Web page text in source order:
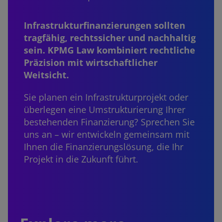
Infrastrukturfinanzierungen sollten
tragfähig, rechtssicher und nachhaltig
sein. KPMG Law kombiniert rechtliche
Präzision mit wirtschaftlicher
Weitsicht.
Sie planen ein Infrastrukturprojekt oder
überlegen eine Umstrukturierung Ihrer
bestehenden Finanzierung? Sprechen Sie
uns an – wir entwickeln gemeinsam mit
Ihnen die Finanzierungslösung, die Ihr
Projekt in die Zukunft führt.